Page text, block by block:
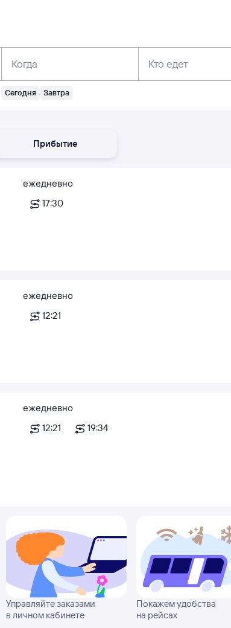
Когда
Сегодня Завтра
Кто едет
Прибытие
ежедневно
17:30
ежедневно
12:21
ежедневно
12:21
19:34
Управляйте заказами
в личном кабинете
Покажем удобства
на рейсах